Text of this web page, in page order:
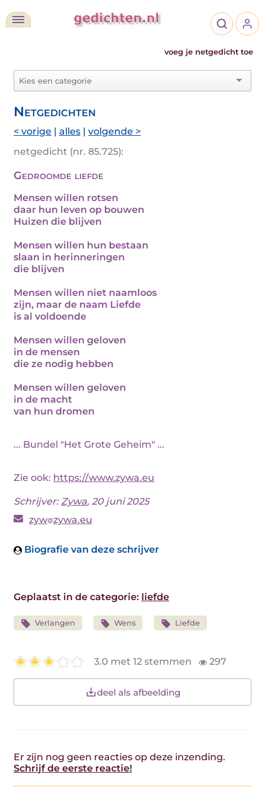
voeg je netgedicht toe
Netgedichten
< vorige | alles | volgende >
netgedicht (nr. 85.725):
Gedroomde liefde
Mensen willen rotsen
daar hun leven op bouwen
Huizen die blijven
Mensen willen hun bestaan
slaan in herinneringen
die blijven
Mensen willen niet naamloos
zijn, maar de naam Liefde
is al voldoende
Mensen willen geloven
in de mensen
die ze nodig hebben
Mensen willen geloven
in de macht
van hun dromen
... Bundel "Het Grote Geheim" ...
Zie ook: https://www.zywa.eu
Schrijver:Zywa, 20 juni 2025
zyw zywa.eu
Biografie van deze schrijver
Geplaatst in de categorie: liefde
Verlangen Wens Liefde
3.0 met 12 stemmen 297
deel als afbeelding
Er zijn nog geen reacties op deze inzending.
Schrijf de eerste reactie!